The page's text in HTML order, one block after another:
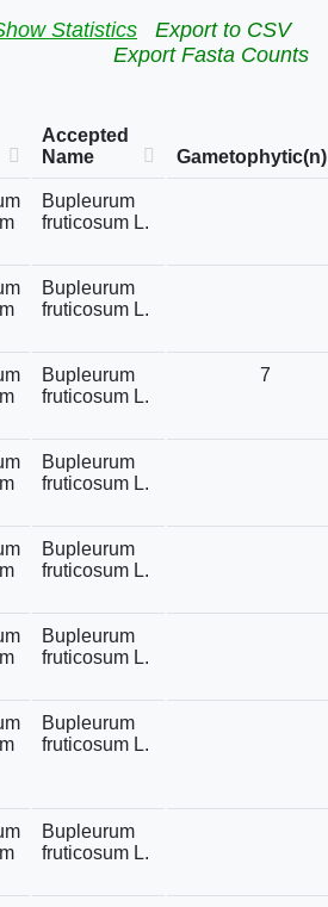
Statistics
Export to CSV
Export Fasta Counts
Accepted
Name
Gametophytic(n)
Bupleurum
fruticosum L.
Bupleurum
fruticosum L.
Bupleurum
fruticosum L.
7
Bupleurum
fruticosum L.
Bupleurum
fruticosum L.
Bupleurum
fruticosum L.
Bupleurum
fruticosum L.
Bupleurum
fruticosum L.